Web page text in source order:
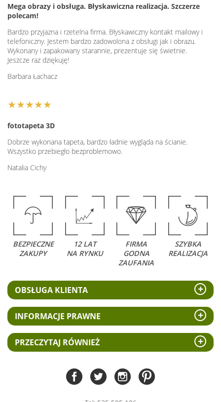
Mega obrazy i obsługa. Błyskawiczna realizacja. Szczerze
polecam!
Bardzo przyjazna i rzetelna firma. Błyskawiczny kontakt mailowy i
telefoniczny. Jestem bardzo zadowolona z obsługi jak i obrazu.
Wykonany i zapakowany starannie, prezentuje się świetnie.
Jeszcze raz dziękuję!
Barbara Łachacz
★★★★★
fototapeta 3D
Dobrze wykonana tapeta, bardzo ładnie wygląda na ścianie.
Wszystko przebiegło bezproblemowo.
Natalia Cichy
BEZPIECZNE
ZAKUPY
12 LAT
NA RYNKU
FIRMA
GODNA
ZAUFANIA
SZYBKA
REALIZACJA
OBSŁUGA KLIENTA
INFORMACJE PRAWNE
PRZECZYTAJ RÓWNIEŻ